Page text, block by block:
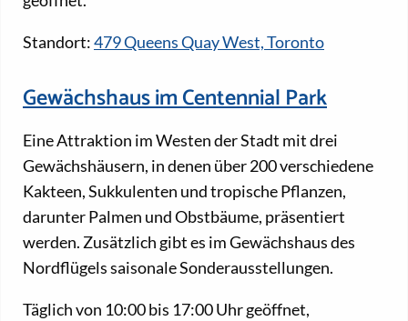
Standort:479 Queens Quay West, Toronto
Gewächshaus im Centennial Park
Eine Attraktion im Westen der Stadt mit drei
Gewächshäusern, in denen über 200 verschiedene
Kakteen, Sukkulenten und tropische Pflanzen,
darunter Palmen und Obstbäume, präsentiert
werden. Zusätzlich gibt es im Gewächshaus des
Nordflügels saisonale Sonderausstellungen.
Täglich von 10:00 bis 17:00 Uhr geöffnet,